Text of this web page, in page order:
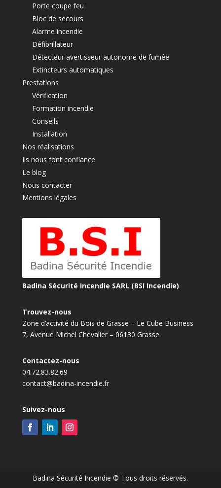
Porte coupe feu
Bloc de secours
Alarme incendie
Défibrillateur
Détecteur avertisseur autonome de fumée
Extincteurs automatiques
Prestations
Vérification
Formation incendie
Conseils
Installation
Nos réalisations
Ils nous font confiance
Le blog
Nous contacter
Mentions légales
Badina Sécurité Incendie SARL (BSI Incendie)
Trouvez-nous
Zone d’activité du Bois de Grasse – Le Cube Business
7, Avenue Michel Chevalier – 06130 Grasse
Contactez-nous
04.72.83.82.69
contact@badina-incendie.fr
Suivez-nous
Badina Sécurité Incendie © Tous droits réservés.